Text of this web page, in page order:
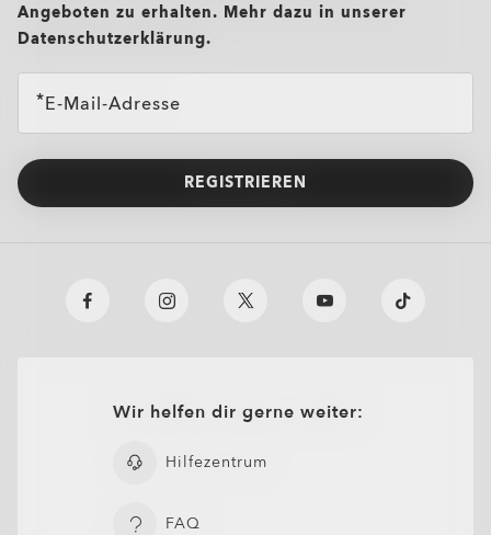
Angeboten zu erhalten. Mehr dazu in unserer
Datenschutzerklärung.
E-Mail-Adresse
REGISTRIEREN
Wir helfen dir gerne weiter:
Hilfezentrum
FAQ